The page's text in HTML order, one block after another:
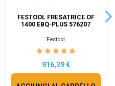
FESTOOL FRESATRICE OF
1400 EBQ-PLUS 576207
Festool
916,39 €